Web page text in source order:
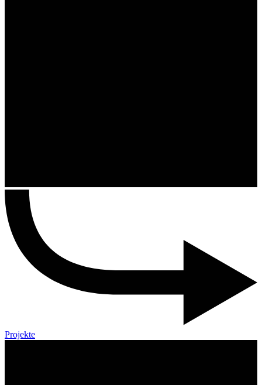
Projekte